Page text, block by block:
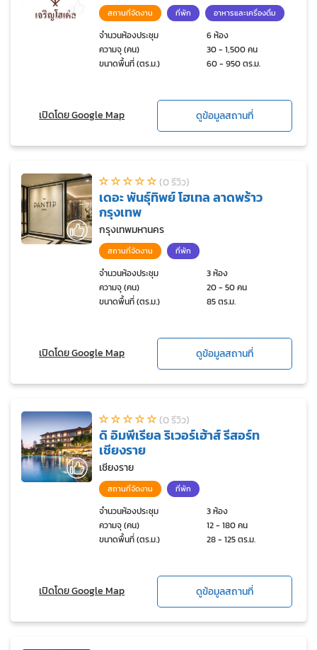
สถานที่จัดงาน ที่พัก อาหารและเครื่องดื่ม
จำนวนห้องประชุม
6 ห้อง
ความจุ (คน)
30 - 1,500 คน
ขนาดพื้นที่ (ตร.ม.)
60 - 950 ตร.ม.
เปิดโดย Google Map ดูข้อมูลสถานที่
(0 รีวิว)
เดอะ พันธุ์ทิพย์ โฮเทล ลาดพร้าว
กรุงเทพ
กรุงเทพมหานคร
สถานที่จัดงาน ที่พัก
จำนวนห้องประชุม
3 ห้อง
ความจุ (คน)
20 - 50 คน
ขนาดพื้นที่ (ตร.ม.)
85 ตร.ม.
เปิดโดย Google Map ดูข้อมูลสถานที่
(0 รีวิว)
ดิ อิมพีเรียล ริเวอร์เฮ้าส์ รีสอร์ท
เชียงราย
เชียงราย
สถานที่จัดงาน ที่พัก
จำนวนห้องประชุม
3 ห้อง
ความจุ (คน)
12 - 180 คน
ขนาดพื้นที่ (ตร.ม.)
28 - 125 ตร.ม.
เปิดโดย Google Map ดูข้อมูลสถานที่